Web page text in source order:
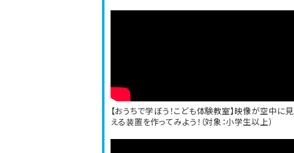
【おうちで学ぼう！こども体験教室】映像が空中に見
える装置を作ってみよう！（対象：小学生以上）